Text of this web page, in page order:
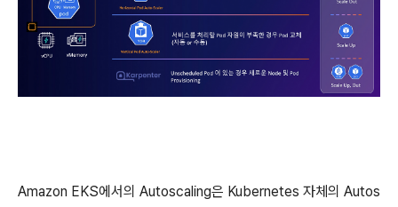
Amazon EKS에서의 Autoscaling은 Kubernetes 자체의 Autos